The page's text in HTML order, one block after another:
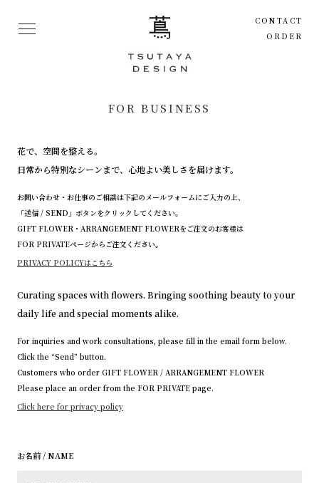
CONTACT
ORDER
FOR BUSINESS
花で、空間を整える。
日常から特別なシーンまで、心地よい美しさを届けます。
お問い合わせ・お仕事のご相談は下記のメールフォームにご入力の上、
「送信 / SEND」ボタンをクリックしてください。
GIFT FLOWER・ARRANGEMENT FLOWERをご注文のお客様は
FOR PRIVATEページからご注文ください。
PRIVACY POLICYはこちら
Curating spaces with flowers. Bringing soothing beauty to your
daily life and special moments alike.
For inquiries and work consultations, please ﬁll in the email form below.
Click the “Send” button.
Customers who order GIFT FLOWER / ARRANGEMENT FLOWER
Please place an order from the FOR PRIVATE page.
Click here for privacy policy
お名前 / NAME